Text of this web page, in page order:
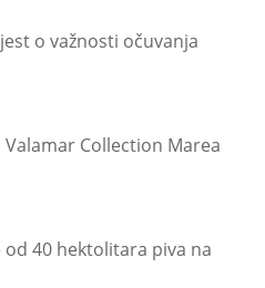
o važnosti očuvanja
Collection Marea
40 hektolitara piva na